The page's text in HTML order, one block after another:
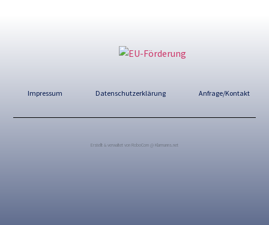
Impressum Datenschutzerklärung Anfrage/Kontakt
Erstellt & verwaltet von RoboCom @ Klarmanns.net